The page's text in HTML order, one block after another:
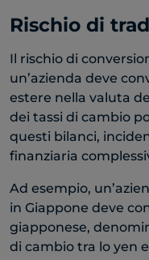
Rischio di
Il rischio di
un’azienda deve
estere nella valuta
dei tassi di cambio
questi bilanci,
finanziaria
Ad esempio,
in Giappone deve
giapponese,
di cambio tra lo yen